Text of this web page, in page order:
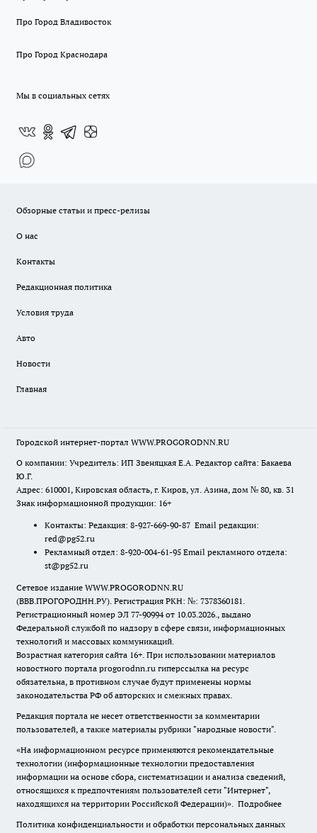
Про Город Владивосток
Про Город Краснодара
Мы в социальных сетях
Обзорные статьи и пресс-релизы
О нас
Контакты
Редакционная политика
Условия труда
Авто
Новости
Главная
Городской интернет-портал WWW.PROGORODNN.RU
О компании: Учредитель: ИП Звеняцкая Е.А. Редактор сайта: Бакаева
Ю.Г.
Адрес: 610001, Кировская область, г. Киров, ул. Азина, дом № 80, кв. 31
Знак информационной продукции: 16+
Контакты: Редакция: 8-927-669-90-87 Email редакции:
red@pg52.ru
Рекламный отдел: 8-920-004-61-95 Email рекламного отдела:
st@pg52.ru
Сетевое издание WWW.PROGORODNN.RU
(ВВВ.ПРОГОРОДНН.РУ). Регистрация РКН: №: 7378360181.
Регистрационный номер ЭЛ 77-90994 от 10.03.2026., выдано
Федеральной службой по надзору в сфере связи, информационных
технологий и массовых коммуникаций.
Возрастная категория сайта 16+. При использовании материалов
новостного портала progorodnn.ru гиперссылка на ресурс
обязательна, в противном случае будут применены нормы
законодательства РФ об авторских и смежных правах.
Редакция портала не несет ответственности за комментарии
пользователей, а также материалы рубрики "народные новости".
«На информационном ресурсе применяются рекомендательные
технологии (информационные технологии предоставления
информации на основе сбора, систематизации и анализа сведений,
относящихся к предпочтениям пользователей сети "Интернет",
находящихся на территории Российской Федерации)». Подробнее
Политика конфиденциальности и обработки персональных данных